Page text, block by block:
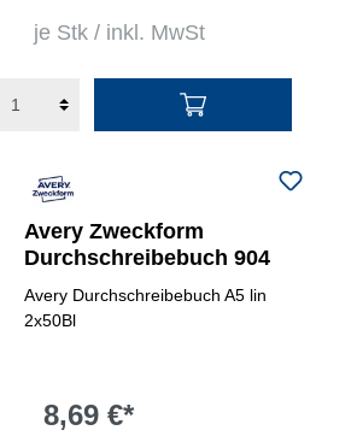
je Stk / inkl. MwSt
Avery Zweckform
Durchschreibebuch 904
Avery Durchschreibebuch A5 lin
2x50Bl
8,69 €*